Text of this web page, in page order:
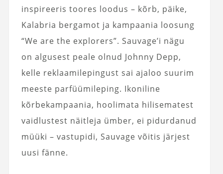
inspireeris toores loodus – kõrb, päike,
Kalabria bergamot ja kampaania loosung
“We are the explorers”. Sauvage’i nägu
on algusest peale olnud Johnny Depp,
kelle reklaamilepingust sai ajaloo suurim
meeste parfüümileping. Ikoniline
kõrbekampaania, hoolimata hilisematest
vaidlustest näitleja ümber, ei pidurdanud
müüki – vastupidi, Sauvage võitis järjest
uusi fänne.